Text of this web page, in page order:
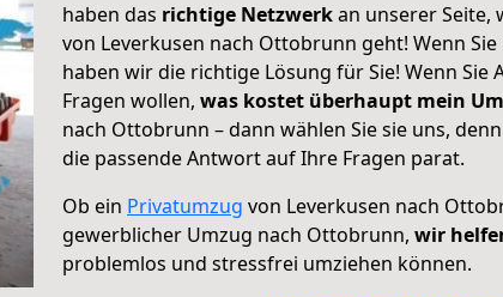
haben das richtige Netzwerkan unserer Seite,
von Leverkusen nach Ottobrunn geht! Wenn
haben wir die richtige Lösung für Sie! Wenn Sie
Fragen wollen, was kostet überhaupt mein
nach Ottobrunn – dann wählen Sie sie uns,
die passende Antwort auf Ihre Fragen parat.
Ob ein Privatumzug von Leverkusen nach
gewerblicher Umzug nach Ottobrunn, wir
problemlos und stressfrei umziehen können.